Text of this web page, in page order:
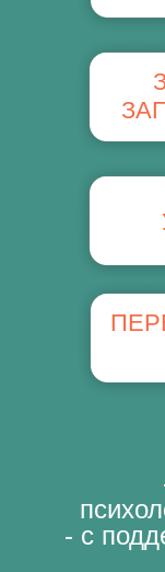
- с